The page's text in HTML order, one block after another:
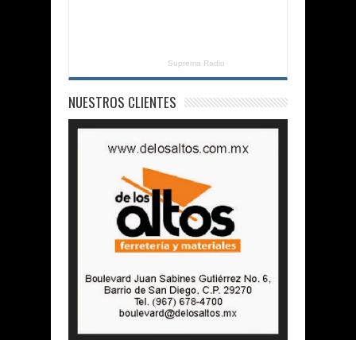
Suprema Radio
NUESTROS CLIENTES